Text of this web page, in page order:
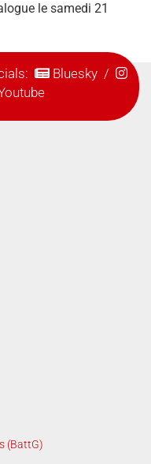
le samedi 21
Bluesky/
(BattG)